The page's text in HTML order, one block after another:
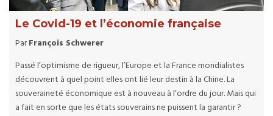
Le Covid-19 et l’économie française
ParFrançois Schwerer
Passé l’optimisme de rigueur, l’Europe et la France mondialistes
découvrent à quel point elles ont lié leur destin à la Chine. La
souveraineté économique est à nouveau à l’ordre du jour. Mais qui
a fait en sorte que les états souverains ne puissent la garantir ?